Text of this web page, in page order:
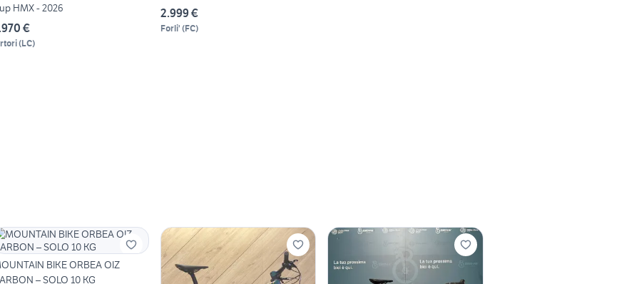
HMX - 2026
€
(LC)
2.999 €
Forli' (FC)
BIKE ORBEA OIZ
CARBON – SOLO 10 KG